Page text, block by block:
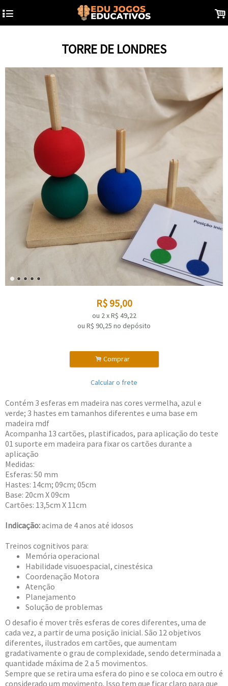
4 .
TORRE DE LONDRES
R$ 95,00
ou 2xR$ 49,22
ou R$ 90,25 no depósito
. Comprar
Calcular o frete
Contém 3 esferas em madeira nas cores vermelha, azul e
verde; 3 hastes em tamanhos diferentes e uma base em
madeira mdf
Acompanha 13 cartões, plastificados, para aplicação do teste
01 suporte em madeira para fixar os cartões durante a
aplicação
Medidas:
Esferas: 50 mm
Hastes: 14cm; 09cm; 05cm
Base: 20cm X 09cm
Cartões: 13,5cm X 11cm
Indicação:acima de 4 anos até idosos
Treinos cognitivos para:
Memória operacional
Habilidade visuoespacial, cinestésica
Coordenação Motora
Atenção
Planejamento
Solução de problemas
O desafio é mover três esferas de cores diferentes, uma de
cada vez, a partir de uma posição inicial. São 12 objetivos
diferentes, ilustrados em cartões, que aumentam
gradativamente o grau de complexidade, sendo determinada a
quantidade máxima de 2 a 5 movimentos.
Sempre que se retira uma esfera do pino e se coloca em outro é
considerado um movimento. Isso tem que ficar claro para que